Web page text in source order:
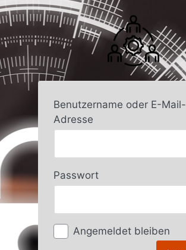
Anmelden
Benutzername oder E-Mail-
Adresse
Passwort
Angemeldet bleiben